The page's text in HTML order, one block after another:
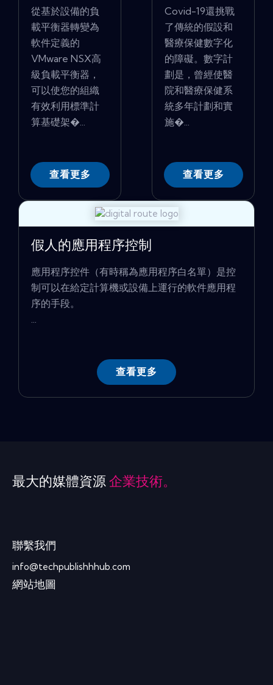
從基於設備的負
載平衡器轉變為
軟件定義的
VMware NSX高
級負載平衡器，
可以使您的組織
有效利用標準計
算基礎架�...
查看更多
Covid-19還挑戰
了傳統的假設和
醫療保健數字化
的障礙。數字計
劃是，曾經使醫
院和醫療保健系
統多年計劃和實
施�...
查看更多
假人的應用程序控制
應用程序控件（有時稱為應用程序白名單）是控
制可以在給定計算機或設備上運行的軟件應用程
序的手段。
...
查看更多
最大的媒體資源 企業技術。
聯繫我們
info@techpublishhhub.com
網站地圖